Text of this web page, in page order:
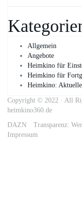
Allgemein
Angebote
Heimkino für
Heimkino für
Heimkino:
Copyright © 2022 · All
heimkino360.de
DAZN
Transparenz:
Impressum